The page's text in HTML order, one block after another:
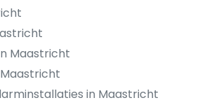
Maastricht
in Maastricht